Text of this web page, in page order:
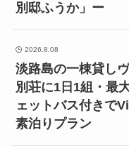
別邸ふうか」ー
2026.8.08
淡路島の一棟貸し
別荘に1日1組・最
ェットバス付きで
素泊りプラン